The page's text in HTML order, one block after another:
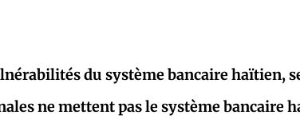
du système bancaire haïtien,
ne mettent pas le système bancaire